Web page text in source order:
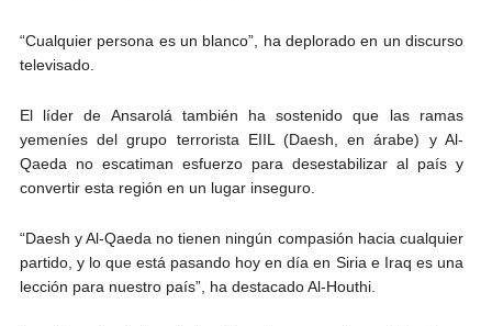
“Cualquier persona es un blanco”, ha deplorado en un discurso
televisado.
El líder de Ansarolá también ha sostenido que las ramas
yemeníes del grupo terrorista EIIL (Daesh, en árabe) y Al-
Qaeda no escatiman esfuerzo para desestabilizar al país y
convertir esta región en un lugar inseguro.
“Daesh y Al-Qaeda no tienen ningún compasión hacia cualquier
partido, y lo que está pasando hoy en día en Siria e Iraq es una
lección para nuestro país”, ha destacado Al-Houthi.